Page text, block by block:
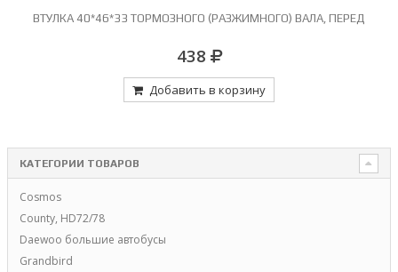
ВТУЛКА 40*46*33 ТОРМОЗНОГО (РАЗЖИМНОГО) ВАЛА, ПЕРЕД
438
Добавить в корзину
КАТЕГОРИИ ТОВАРОВ
Cosmos
County, HD72/78
Daewoo большие автобусы
Grandbird